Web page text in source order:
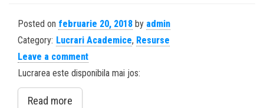
Posted on februarie 20, 2018 by admin
Category: Lucrari Academice, Resurse
Leave a comment
Lucrarea este disponibila mai jos:
Read more